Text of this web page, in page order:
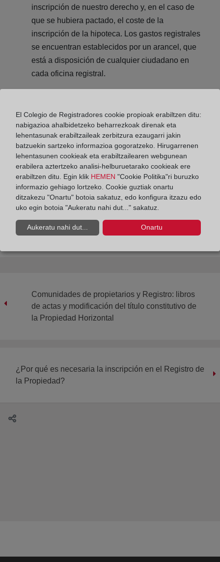
inscripción de nuestro derecho y, en el caso de
que se hubiera pactado, el coste de la
inscripción de la hipoteca. Los gastos registrales
se encuentran establecidos por un arancel, que
está a disposición de cualquier ciudadano en
cada oficina registral.
Si estás interesado en comprar una vivienda, te
invitamos a conocer otrosconsejos útiles
ayudarán a la hora de elegirla. Para obtener más
información sobre éste y otros puntos relacionados
con la adquisición de un inmueble puede consultar
nuestra GuíaCómo comprar una vivienda en
España.
Comunidades de propietarios y Registro: libros
de actas y modificación del título constitutivo de
la Propiedad Horizontal
¿Por qué es necesaria la inscripción en el Registro de
la Propiedad?
El Colegio de Registradores cookie propioak erabiltzen ditu:
nabigazioa ahalbidetzeko beharrezkoak direnak eta
lehentasunak erabiltzaileak zerbitzura ezaugarri jakin
batzuekin sartzeko informazioa gogoratzeko. Hirugarrenen
lehentasunen cookieak eta erabiltzailearen webgunean
erabilera aztertzeko analisi-helburuetarako cookieak ere
erabiltzen ditu. Egin klik HEMEN "Cookie Politika"ri buruzko
informazio gehiago lortzeko. Cookie guztiak onartu
ditzakezu "Onartu" botoia sakatuz, edo konfigura itzazu edo
uko egin botoia "Aukeratu nahi dut..." sakatuz.
Aukeratu nahi dut... Onartu